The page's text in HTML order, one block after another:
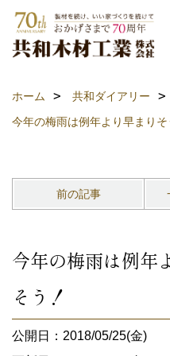
ホーム
共和ダイアリー
今年の梅雨は例年より早まりそ
前の記事
今年の梅雨は例年
そう！
公開日：2018/05/25(金)